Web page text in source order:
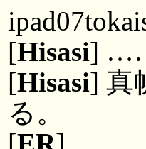
[Hisasi]
[Hisasi] 真
る。
[ER]